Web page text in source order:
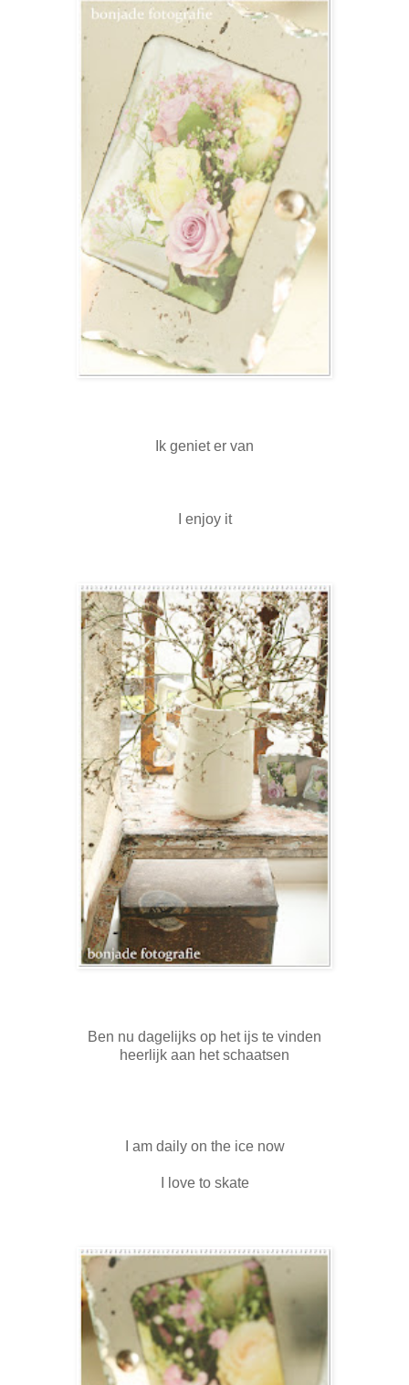
Ik geniet er van
I enjoy it
Ben nu dagelijks op het ijs te vinden
heerlijk aan het schaatsen
I am daily on the ice now
I love to skate